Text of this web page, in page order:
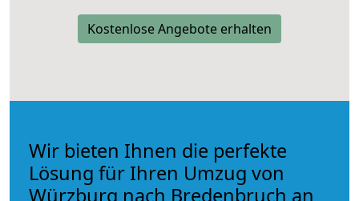
Kostenlose Angebote erhalten
Wir bieten Ihnen die perfekte
Lösung für Ihren Umzug von
Würzburg nach Bredenbruch an